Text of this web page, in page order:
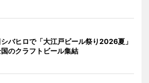
バヒロで「大江戸ビール祭り2026夏」
のクラフトビール集結